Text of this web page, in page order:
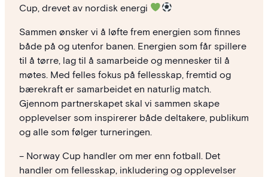
Cup, drevet av nordisk energi
Sammen ønsker vi å løfte frem energien som finnes
både på og utenfor banen. Energien som får spillere
til å tørre, lag til å samarbeide og mennesker til å
møtes. Med felles fokus på fellesskap, fremtid og
bærekraft er samarbeidet en naturlig match.
Gjennom partnerskapet skal vi sammen skape
opplevelser som inspirerer både deltakere, publikum
og alle som følger turneringen.
– Norway Cup handler om mer enn fotball. Det
handler om fellesskap, inkludering og opplevelser